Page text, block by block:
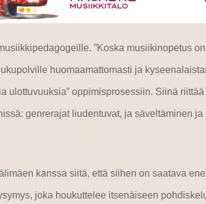
”Koska musiikinopetus
huomaamattomasti ja
ulottuvuuksia” oppimisprosessiin. Siinä
genrerajat liudentuvat, ja säveltäminen
kanssa siitä, että siihen on saatava
joka houkuttelee itsenäiseen